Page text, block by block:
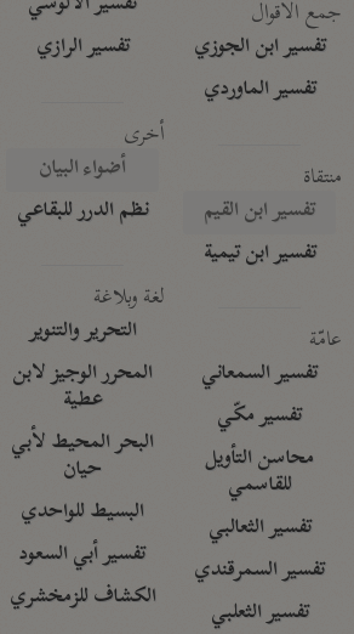
جمع الأقوال
تفسير ابن الجوزي
تفسير الماوردي
منتقاة
تفسير ابن القيم
تفسير ابن تيمية
عامّة
تفسير السمعاني
تفسير مكّي
محاسن التأويل
للقاسمي
تفسير الثعالبي
تفسير السمرقندي
تفسير الثعلبي
تفسير الرازي
أخرى
أضواء البيان
نظم الدرر للبقاعي
لغة وبلاغة
التحرير والتنوير
المحرر الوجيز لابن
عطية
البحر المحيط لأبي
حيان
البسيط للواحدي
تفسير أبي السعود
الكشاف للزمخشري